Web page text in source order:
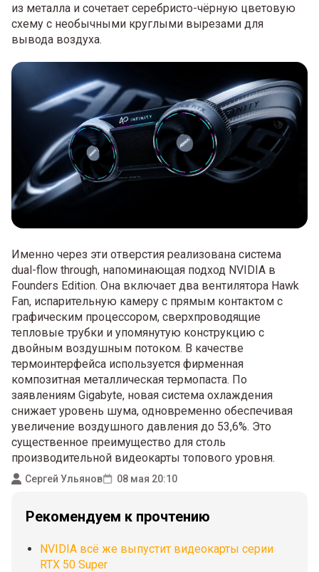
из металла и сочетает серебристо-чёрную цветовую
схему с необычными круглыми вырезами для
вывода воздуха.
Именно через эти отверстия реализована система
dual-flow through, напоминающая подход NVIDIA в
Founders Edition. Она включает два вентилятора Hawk
Fan, испарительную камеру с прямым контактом с
графическим процессором, сверхпроводящие
тепловые трубки и упомянутую конструкцию с
двойным воздушным потоком. В качестве
термоинтерфейса используется фирменная
композитная металлическая термопаста. По
заявлениям Gigabyte, новая система охлаждения
снижает уровень шума, одновременно обеспечивая
увеличение воздушного давления до 53,6%. Это
существенное преимущество для столь
производительной видеокарты топового уровня.
Сергей Ульянов 08 мая 20:10
Рекомендуем к прочтению
NVIDIA всё же выпустит видеокарты серии
RTX 50 Super